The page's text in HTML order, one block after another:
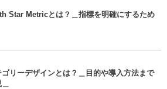
Star Metricとは？＿指標を明確にするため
ゴリーデザインとは？＿目的や導入方法まで